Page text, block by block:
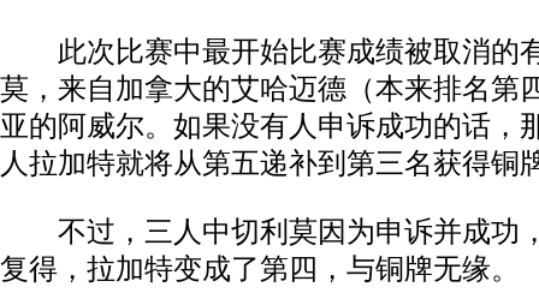
此次比赛中最开始比赛成绩被取消的
莫，来自加拿大的艾哈迈德（本来排名第
亚的阿威尔。如果没有人申诉成功的话，
人拉加特就将从第五递补到第三名获得铜
不过，三人中切利莫因为申诉并成功
复得，拉加特变成了第四，与铜牌无缘。